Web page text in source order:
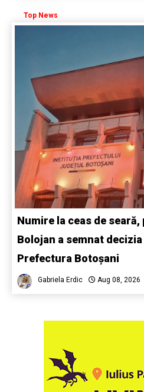
Top News
Numire la ceas de
Bolojan a semnat
Prefectura Botoșani
Gabriela Erdic Aug 08, 2026